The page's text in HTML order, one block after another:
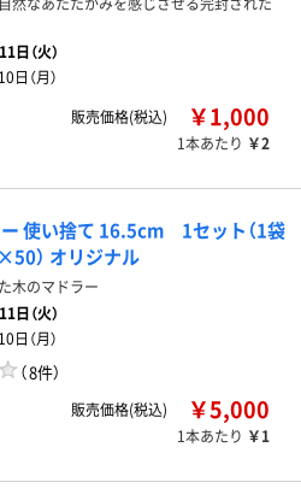
日（火）
日（月）
販売価格(税込)
￥1,000
1本あたり ￥2
使い捨て 16.5cm 1セット（1袋
） オリジナル
木のマドラー
日（火）
日（月）
（8件）
販売価格(税込) ￥5,000
1本あたり ￥1